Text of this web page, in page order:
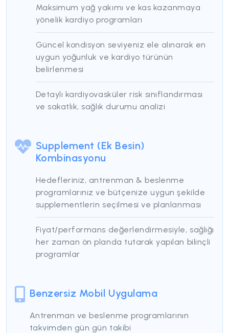
Maksimum yağ yakımı ve kas kazanmaya
yönelik kardiyo programları
Güncel kondisyon seviyeniz ele alınarak en
uygun yoğunluk ve kardiyo türünün
belirlenmesi
Detaylı kardiyovasküler risk sınıflandırması
ve sakatlık, sağlık durumu analizi
Supplement (Ek Besin)
Kombinasyonu
Hedefleriniz, antrenman & beslenme
programlarınız ve bütçenize uygun şekilde
supplementlerin seçilmesi ve planlanması
Fiyat/performans değerlendirmesiyle, sağlığı
her zaman ön planda tutarak yapılan bilinçli
programlar
Benzersiz Mobil Uygulama
Antrenman ve beslenme programlarının
takvimden gün gün takibi